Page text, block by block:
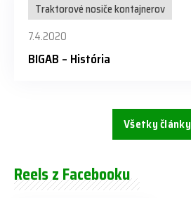
Traktorové nosiče kontajnerov
7.4.2020
BIGAB – História
Všetky články
Reels z Facebooku